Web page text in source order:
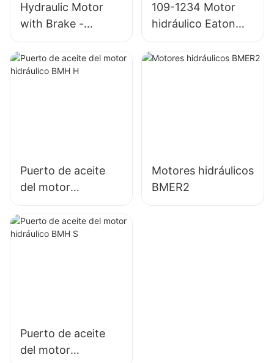
Hydraulic Motor
with Brake -
OMT/BMT Series
109-1234 Motor
hidráulico Eaton
4000 Char Lynn
4K-310
Puerto de aceite
del motor
hidráulico BMH H
Motores hidráulicos
BMER2
Puerto de aceite
del motor